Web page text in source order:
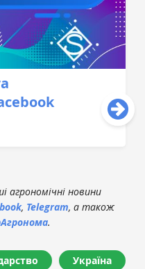
агрономічні новини
, Telegram, а також
.
Україна